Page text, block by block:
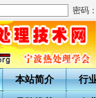
密码：
本站简介 行